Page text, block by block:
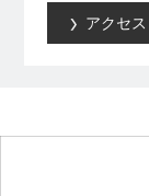
アクセス